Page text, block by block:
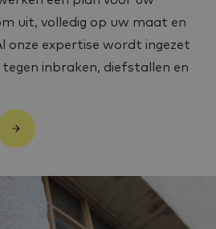
uit, volledig op uw maat en
onze expertise wordt ingezet
inbraken, diefstallen en